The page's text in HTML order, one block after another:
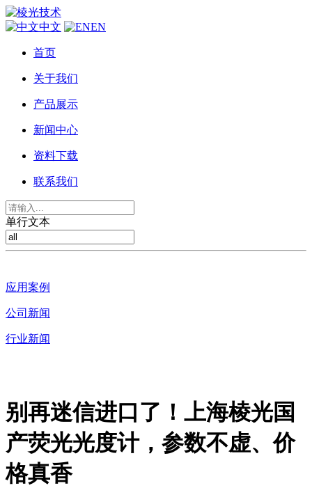
中文 EN
首页
关于我们
产品展示
新闻中心
资料下载
联系我们
单行文本
应用案例
公司新闻
行业新闻
别再迷信进口了！上海棱光国
产荧光光度计，参数不虚、价
格真香